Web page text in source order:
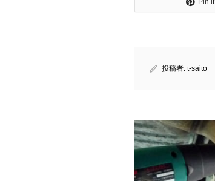
Pin it
投稿者: t-saito